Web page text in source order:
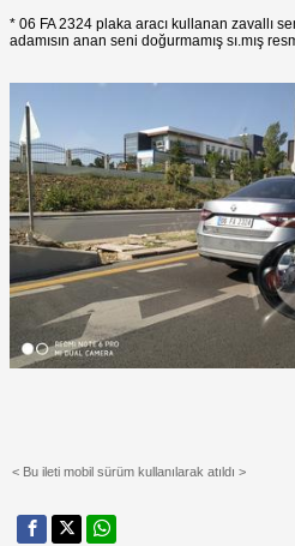
* 06 FA 2324 plaka aracı kullanan zavallı
adamısın anan seni doğurmamış sı.mış
< Bu ileti mobil sürüm kullanılarak atıldı >